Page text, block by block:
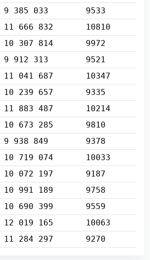
9 385 033
9533
11 666 832
10810
10 307 814
9972
9 912 313
9521
11 041 687
10347
10 239 657
9335
11 883 487
10214
10 673 285
9810
9 938 849
9378
10 719 074
10033
10 072 197
9187
10 991 189
9758
10 690 399
9559
12 019 165
10063
11 284 297 9270